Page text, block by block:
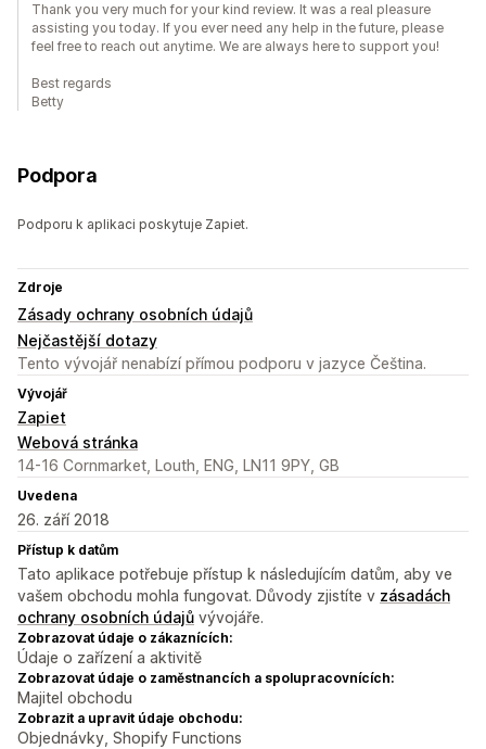
Thank you very much for your kind review. It was a real pleasure
assisting you today. If you ever need any help in the future, please
feel free to reach out anytime. We are always here to support you!
Best regards
Betty
Podpora
Podporu k aplikaci poskytuje Zapiet.
Zdroje
Zásady ochrany osobních údajů
Nejčastější dotazy
Tento vývojář nenabízí přímou podporu v jazyce Čeština.
Vývojář
Zapiet
Webová stránka
14-16 Cornmarket, Louth, ENG, LN11 9PY, GB
Uvedena
26. září 2018
Přístup k datům
Tato aplikace potřebuje přístup k následujícím datům, aby ve
vašem obchodu mohla fungovat. Důvody zjistíte v zásadách
ochrany osobních údajů vývojáře.
Zobrazovat údaje o zákaznících:
Údaje o zařízení a aktivitě
Zobrazovat údaje o zaměstnancích a spolupracovnících:
Majitel obchodu
Zobrazit a upravit údaje obchodu:
Objednávky, Shopify Functions